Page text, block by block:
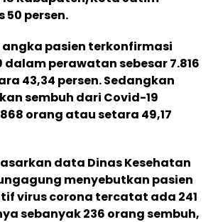
persen.
pasien terkonfirmasi
perawatan sebesar 7.816
43,34 persen. Sedangkan
sembuh dari Covid-19
orang atau setara 49,17
data Dinas Kesehatan
menyebutkan pasien
virus corona tercatat ada 241
sebanyak 236 orang sembuh,